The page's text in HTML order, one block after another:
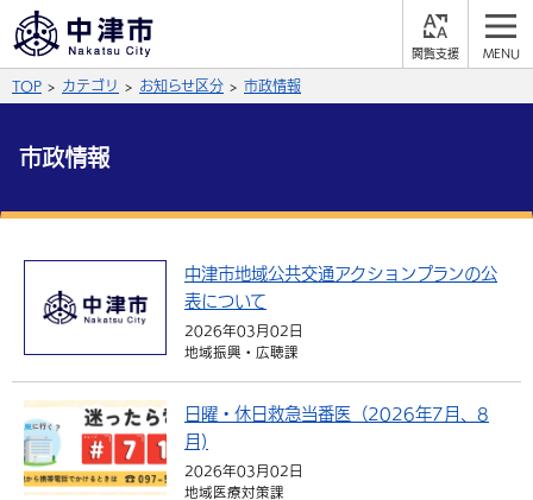
やさしい日本語
ふりがなをつける
よみあげる
黒 青 白
文字の大きさ
言語を選択
サイト内検索
総合メニュー
くらしの情報
届出・登録・証明 保険・年金
福祉・介護
事業者の方へ
入札・契約 産業・雇用
子育て・教育
TOP カテゴリ お知らせ区分 市政情報
市政情報
中津市地域公共交通アクションプランの公
表について
2026年03月02日
地域振興・広聴課
日曜・休日救急当番医（2026年7月、8
月)
2026年03月02日
地域医療対策課